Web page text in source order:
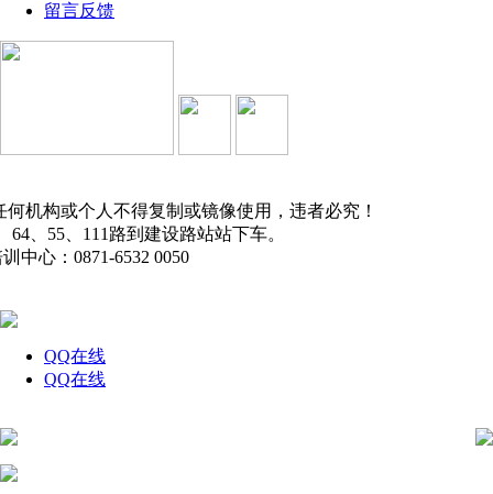
留言反馈
机构或个人不得复制或镜像使用，违者必究！
、55、111路到建设路站站下车。
中心：0871-6532 0050
QQ在线
QQ在线